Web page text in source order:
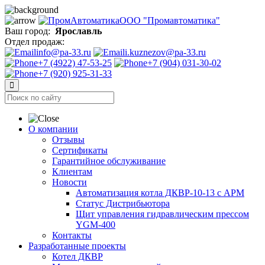
ООО "Промавтоматика"
Ваш город: Ярославль
Отдел продаж:
info@pa-33.ru
i.kuznezov@pa-33.ru
+7 (4922) 47-53-25
+7 (904) 031-30-02
+7 (920) 925-31-33
О компании
Отзывы
Сертификаты
Гарантийное обслуживание
Клиентам
Новости
Автоматизация котла ДКВР-10-13 с АРМ
Статус Дистрибьютора
Щит управления гидравлическим прессом
YGM-400
Контакты
Разработанные проекты
Котел ДКВР